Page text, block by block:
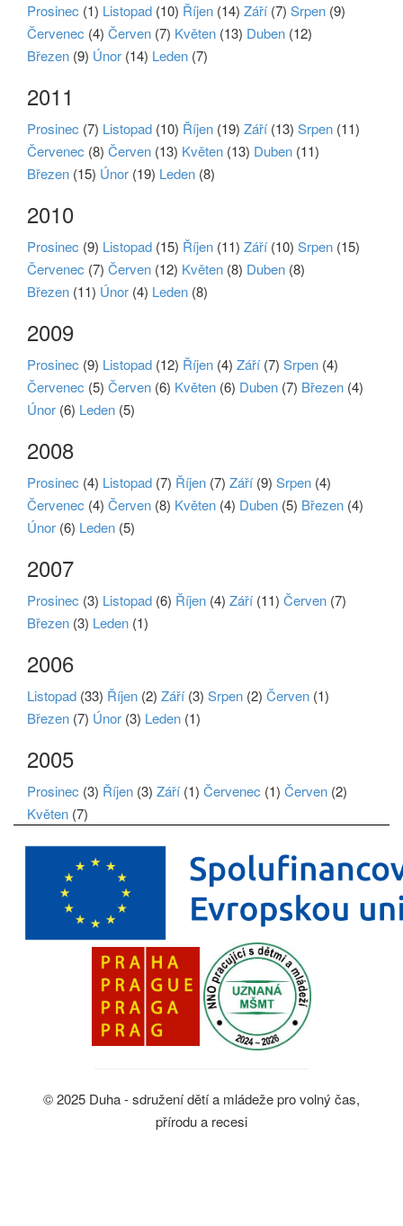
Prosinec (1) Listopad (10) Říjen (14) Září(7) Srpen (9)
Červenec (4) Červen (7) Květen (13) Duben (12)
Březen (9) Únor (14) Leden (7)
2011
Prosinec (7) Listopad (10) Říjen (19) Září(13) Srpen (11)
Červenec (8) Červen (13) Květen (13) Duben (11)
Březen (15) Únor (19) Leden (8)
2010
Prosinec (9) Listopad (15) Říjen (11) Září(10) Srpen (15)
Červenec (7) Červen (12) Květen (8) Duben (8)
Březen (11) Únor (4) Leden (8)
2009
Prosinec (9) Listopad (12) Říjen (4) Září(7) Srpen (4)
Červenec (5) Červen (6) Květen (6) Duben (7) Březen (4)
Únor (6) Leden (5)
2008
Prosinec (4) Listopad (7) Říjen (7) Září(9) Srpen (4)
Červenec (4) Červen (8) Květen (4) Duben (5) Březen (4)
Únor (6) Leden (5)
2007
Prosinec (3) Listopad (6) Říjen (4) Září(11) Červen (7)
Březen (3) Leden (1)
2006
Listopad (33) Říjen (2) Září(3) Srpen (2) Červen (1)
Březen (7) Únor (3) Leden (1)
2005
Prosinec (3) Říjen (3) Září(1) Červenec (1) Červen (2)
Květen (7)
© 2025 Duha - sdružení dětí a mládeže pro volný čas,
přírodu a recesi